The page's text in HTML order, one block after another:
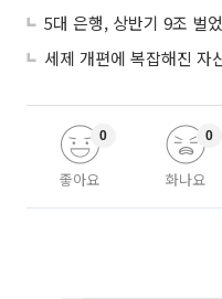
좋아요
0
화나요
0